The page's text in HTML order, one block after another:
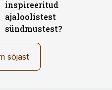
inspireeritud
ajaloolistest
sündmustest?
sõjast